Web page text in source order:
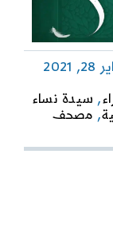
, سيدة نساء
, مصحف